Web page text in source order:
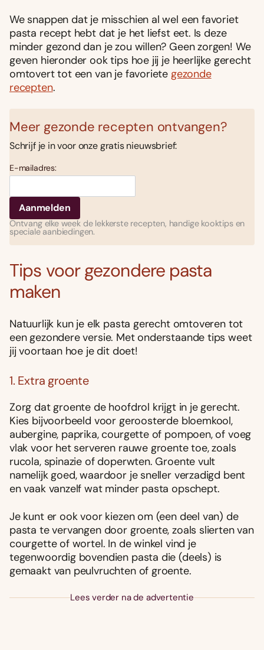
We snappen dat je misschien al wel een favoriet
pasta recept hebt dat je het liefst eet. Is deze
minder gezond dan je zou willen? Geen zorgen! We
geven hieronder ook tips hoe jij je heerlijke gerecht
omtovert tot een van je favoriete gezonde
recepten.
Meer gezonde recepten ontvangen?
Schrijf je in voor onze gratis nieuwsbrief:
E-mailadres:
Ontvang elke week de lekkerste recepten, handige kooktips en
speciale aanbiedingen.
Tips voor gezondere pasta
maken
Natuurlijk kun je elk pasta gerecht omtoveren tot
een gezondere versie. Met onderstaande tips weet
jij voortaan hoe je dit doet!
1. Extra groente
Zorg dat groente de hoofdrol krijgt in je gerecht.
Kies bijvoorbeeld voor geroosterde bloemkool,
aubergine, paprika, courgette of pompoen, of voeg
vlak voor het serveren rauwe groente toe, zoals
rucola, spinazie of doperwten. Groente vult
namelijk goed, waardoor je sneller verzadigd bent
en vaak vanzelf wat minder pasta opschept.
Je kunt er ook voor kiezen om (een deel van) de
pasta te vervangen door groente, zoals slierten van
courgette of wortel. In de winkel vind je
tegenwoordig bovendien pasta die (deels) is
gemaakt van peulvruchten of groente.
Lees verder na de advertentie